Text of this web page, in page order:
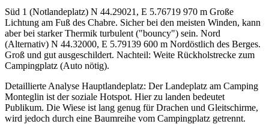
Süd 1 (Notlandeplatz) N 44.29021, E 5.76719 970 m Große
Lichtung am Fuß des Chabre. Sicher bei den meisten Winden, kann
aber bei starker Thermik turbulent ("bouncy") sein. Nord
(Alternativ) N 44.32000, E 5.79139 600 m Nordöstlich des Berges.
Groß und gut ausgeschildert. Nachteil: Weite Rückholstrecke zum
Campingplatz (Auto nötig).
Detaillierte Analyse Hauptlandeplatz: Der Landeplatz am Camping
Monteglin ist der soziale Hotspot. Hier zu landen bedeutet
Publikum. Die Wiese ist lang genug für Drachen und Gleitschirme,
wird jedoch durch eine Baumreihe vom Campingplatz getrennt.